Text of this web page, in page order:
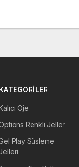
KATEGORİLER
Oje
Renkli Jeller
Play Süsleme
Jelleri